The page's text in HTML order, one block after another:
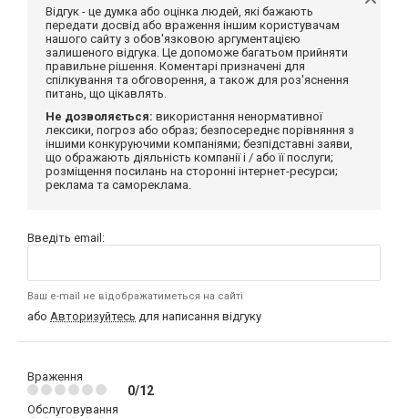
Відгук - це думка або оцінка людей, які бажають
передати досвід або враження іншим користувачам
нашого сайту з обов'язковою аргументацією
залишеного відгука. Це допоможе багатьом прийняти
правильне рішення. Коментарі призначені для
спілкування та обговорення, а також для роз'яснення
питань, що цікавлять.
Не дозволяється: використання ненормативної
лексики, погроз або образ; безпосереднє порівняння з
іншими конкуруючими компаніями; безпідставні заяви,
що ображають діяльність компанії і / або її послуги;
розміщення посилань на сторонні інтернет-ресурси;
реклама та самореклама.
Введіть email:
Ваш e-mail не відображатиметься на сайті
або Авторизуйтесь для написання відгуку
Враження
0/12
Обслуговування